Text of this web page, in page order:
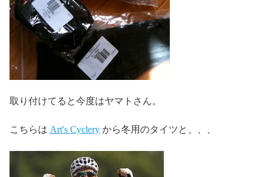
取り付けてると今度はヤマトさん。
こちらは Art's Cyclery から冬用のタイツと、、、